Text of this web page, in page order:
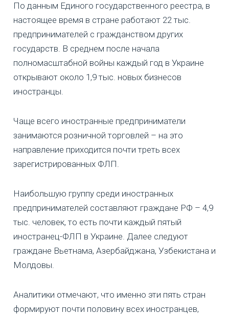
По данным Единого государственного реестра, в
настоящее время в стране работают 22 тыс.
предпринимателей с гражданством других
государств. В среднем после начала
полномасштабной войны каждый год в Украине
открывают около 1,9 тыс. новых бизнесов
иностранцы.
Чаще всего иностранные предприниматели
занимаются розничной торговлей – на это
направление приходится почти треть всех
зарегистрированных ФЛП.
Наибольшую группу среди иностранных
предпринимателей составляют граждане РФ – 4,9
тыс. человек, то есть почти каждый пятый
иностранец-ФЛП в Украине. Далее следуют
граждане Вьетнама, Азербайджана, Узбекистана и
Молдовы.
Аналитики отмечают, что именно эти пять стран
формируют почти половину всех иностранцев,